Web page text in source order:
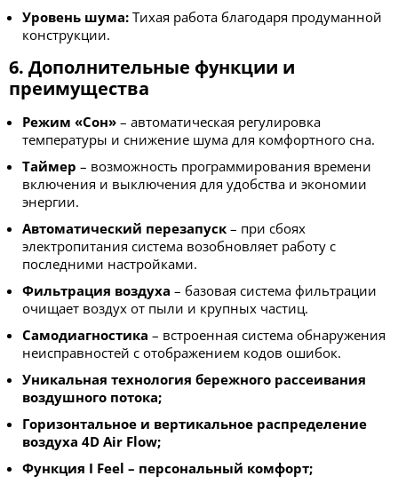
Уровень шума: Тихая работа благодаря продуманной
конструкции.
6. Дополнительные функции и
преимущества
Режим «Сон» – автоматическая регулировка
температуры и снижение шума для комфортного сна.
Таймер – возможность программирования времени
включения и выключения для удобства и экономии
энергии.
Автоматический перезапуск – при сбоях
электропитания система возобновляет работу с
последними настройками.
Фильтрация воздуха – базовая система фильтрации
очищает воздух от пыли и крупных частиц.
Самодиагностика – встроенная система обнаружения
неисправностей с отображением кодов ошибок.
Уникальная технология бережного рассеивания
воздушного потока;
Горизонтальное и вертикальное распределение
воздуха 4D Air Flow;
Функция I Feel – персональный комфорт;